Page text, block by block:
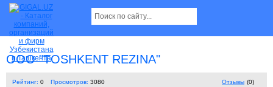
OOO "TOSHKENT REZINA"
Рейтинг: 0 Просмотров: 3080 Отзывы (0)